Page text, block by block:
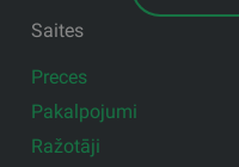
Saites
Preces
Pakalpojumi
Ražotāji